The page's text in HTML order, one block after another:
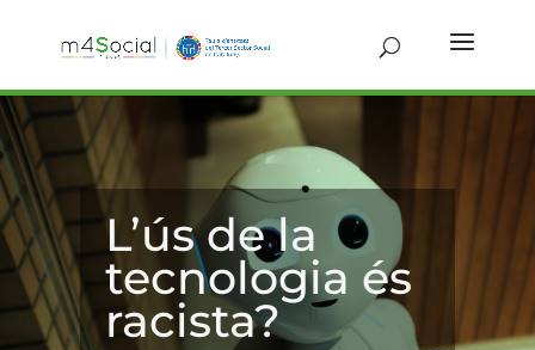
L’ús de la
tecnologia és
racista?